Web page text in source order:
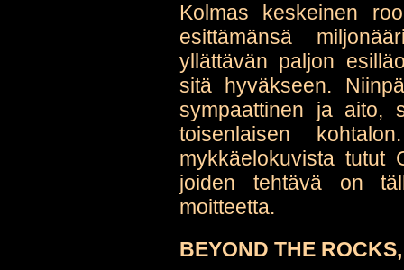
Kolmas keskeinen
esittämänsä
yllättävän paljon
sitä hyväkseen.
sympaattinen ja aito,
toisenlaisen
mykkäelokuvista tutut
joiden tehtävä on
moitteetta.
BEYOND THE